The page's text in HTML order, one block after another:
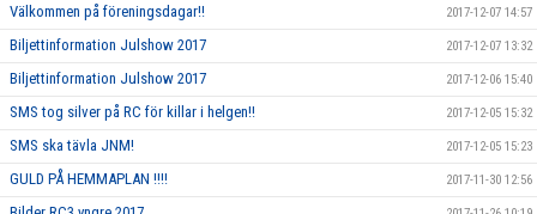
Välkommen på föreningsdagar!! 2017-12-07 14:57
Biljettinformation Julshow 2017 2017-12-07 13:32
Biljettinformation Julshow 2017 2017-12-06 15:40
SMS tog silver på RC för killar i helgen!! 2017-12-05 15:32
SMS ska tävla JNM! 2017-12-05 15:23
GULD PÅ HEMMAPLAN !!!! 2017-11-30 12:56